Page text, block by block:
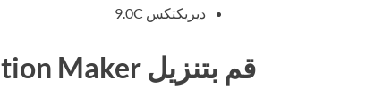
ديريكتكس 9.0C
قم بتنزيل DP Animation Maker مجانًا